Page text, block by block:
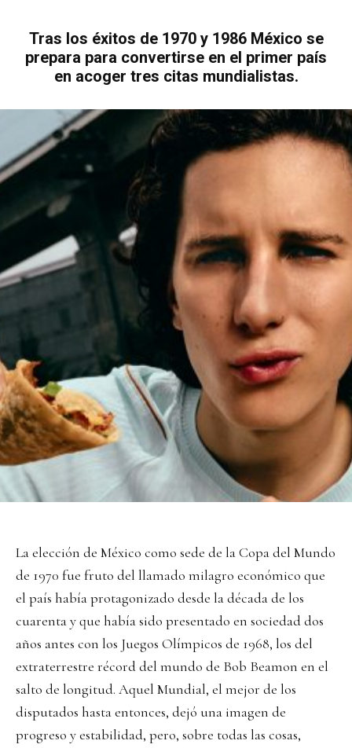
Tras los éxitos de 1970 y 1986 México se
prepara para convertirse en el primer país
en acoger tres citas mundialistas.
La elección de México como sede de la Copa del Mundo
de 1970 fue fruto del llamado milagro económico que
el país había protagonizado desde la década de los
cuarenta y que había sido presentado en sociedad dos
años antes con los Juegos Olímpicos de 1968, los del
extraterrestre récord del mundo de Bob Beamon en el
salto de longitud. Aquel Mundial, el mejor de los
disputados hasta entonces, dejó una imagen de
progreso y estabilidad, pero, sobre todas las cosas,